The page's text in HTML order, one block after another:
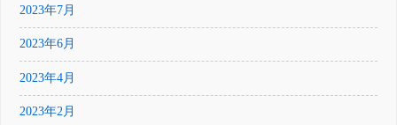
2023年7月
2023年6月
2023年4月
2023年2月